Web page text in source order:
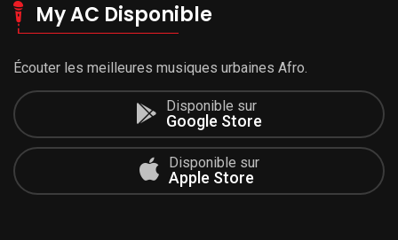
My AC Disponible
Écouter les meilleures musiques urbaines Afro.
Disponible sur
Google Store
Disponible sur
Apple Store